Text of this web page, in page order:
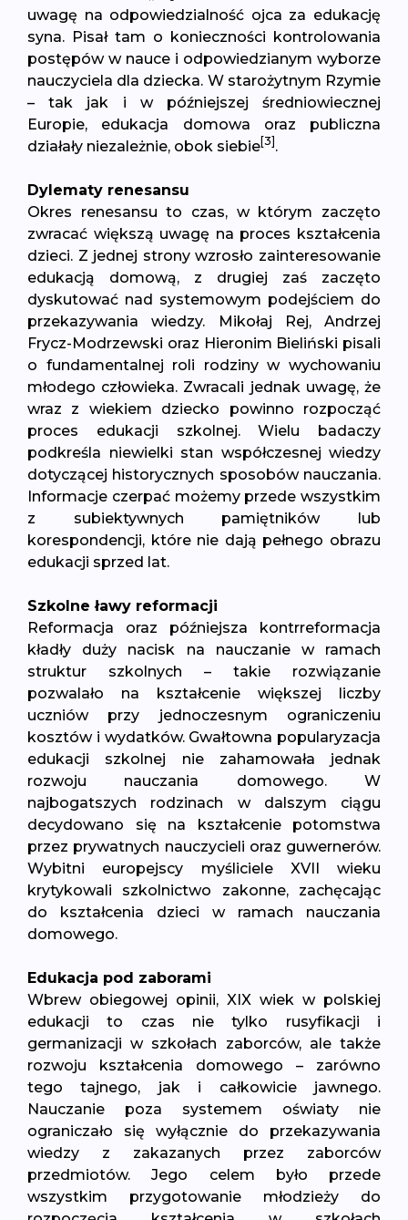
uwagę na odpowiedzialność ojca za edukację
syna. Pisał tam o konieczności kontrolowania
postępów w nauce i odpowiedzianym wyborze
nauczyciela dla dziecka. W starożytnym Rzymie
– tak jak i w późniejszej średniowiecznej
Europie, edukacja domowa oraz publiczna
działały niezależnie, obok siebie[3] .
Dylematy renesansu
Okres renesansu to czas, w którym zaczęto
zwracać większą uwagę na proces kształcenia
dzieci. Z jednej strony wzrosło zainteresowanie
edukacją domową, z drugiej zaś zaczęto
dyskutować nad systemowym podejściem do
przekazywania wiedzy. Mikołaj Rej, Andrzej
Frycz-Modrzewski oraz Hieronim Bieliński pisali
o fundamentalnej roli rodziny w wychowaniu
młodego człowieka. Zwracali jednak uwagę, że
wraz z wiekiem dziecko powinno rozpocząć
proces edukacji szkolnej. Wielu badaczy
podkreśla niewielki stan współczesnej wiedzy
dotyczącej historycznych sposobów nauczania.
Informacje czerpać możemy przede wszystkim
z subiektywnych pamiętników lub
korespondencji, które nie dają pełnego obrazu
edukacji sprzed lat.
Szkolne ławy reformacji
Reformacja oraz późniejsza kontrreformacja
kładły duży nacisk na nauczanie w ramach
struktur szkolnych – takie rozwiązanie
pozwalało na kształcenie większej liczby
uczniów przy jednoczesnym ograniczeniu
kosztów i wydatków. Gwałtowna popularyzacja
edukacji szkolnej nie zahamowała jednak
rozwoju nauczania domowego. W
najbogatszych rodzinach w dalszym ciągu
decydowano się na kształcenie potomstwa
przez prywatnych nauczycieli oraz guwernerów.
Wybitni europejscy myśliciele XVII wieku
krytykowali szkolnictwo zakonne, zachęcając
do kształcenia dzieci w ramach nauczania
domowego.
Edukacja pod zaborami
Wbrew obiegowej opinii, XIX wiek w polskiej
edukacji to czas nie tylko rusyfikacji i
germanizacji w szkołach zaborców, ale także
rozwoju kształcenia domowego – zarówno
tego tajnego, jak i całkowicie jawnego.
Nauczanie poza systemem oświaty nie
ograniczało się wyłącznie do przekazywania
wiedzy z zakazanych przez zaborców
przedmiotów. Jego celem było przede
wszystkim przygotowanie młodzieży do